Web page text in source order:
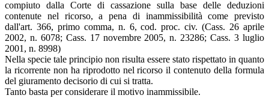
compiuto dalla Corte di cassazione sulla base delle deduzioni
contenute nel ricorso, a pena di inammissibilità come previsto
dall'art. 366, primo comma, n. 6, cod. proc. civ. (Cass. 26 aprile
2002, n. 6078; Cass. 17 novembre 2005, n. 23286; Cass. 3 luglio
2001, n. 8998)
Nella specie tale principio non risulta essere stato rispettato in quanto
la ricorrente non ha riprodotto nel ricorso il contenuto della formula
del giuramento decisorio di cui si tratta.
Tanto basta per considerare il motivo inammissibile.